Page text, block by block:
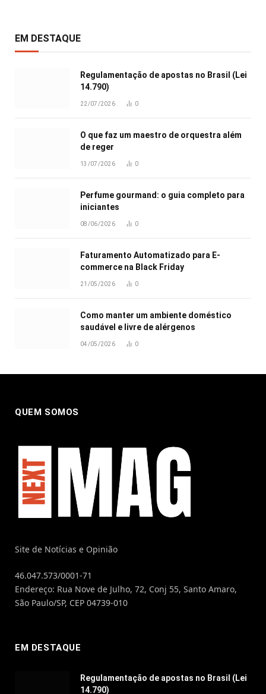
EM DESTAQUE
Regulamentação de apostas no Brasil (Lei
14.790)
22/07/2026 0
O que faz um maestro de orquestra além
de reger
13/07/2026 0
Perfume gourmand: o guia completo para
iniciantes
08/06/2026 0
Faturamento Automatizado para E-
commerce na Black Friday
21/05/2026 0
Como manter um ambiente doméstico
saudável e livre de alérgenos
04/05/2026 0
QUEM SOMOS
Site de Notícias e Opinião
46.047.573/0001-71
Endereço: Rua Nove de Julho, 72, Conj 55, Santo Amaro,
São Paulo/SP, CEP 04739-010
EM DESTAQUE
Regulamentação de apostas no Brasil (Lei
14.790)